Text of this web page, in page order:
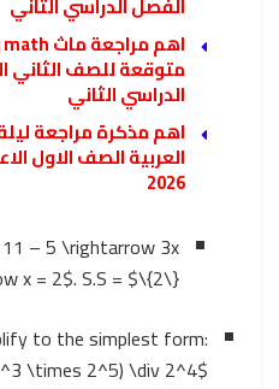
متوقعة للصف الثاني
الدراسي الثاني
اهم مذكرة مراجعة
العربية الصف الاول
2026
– 5 \rightarrow 3x
x = 2$. S.S = $\{2\}$
to the simplest form:
\times 2^5) \div 2^4$